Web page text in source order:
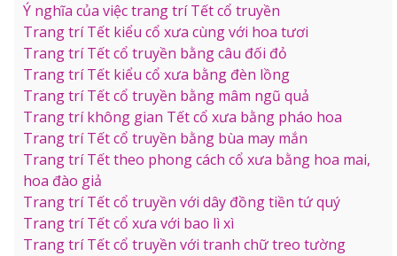
Ý nghĩa của việc trang trí Tết cổ truyền
Trang trí Tết kiểu cổ xưa cùng với hoa tươi
Trang trí Tết cổ truyền bằng câu đối đỏ
Trang trí Tết kiểu cổ xưa bằng đèn lồng
Trang trí Tết cổ truyền bằng mâm ngũ quả
Trang trí không gian Tết cổ xưa bằng pháo hoa
Trang trí Tết cổ truyền bằng bùa may mắn
Trang trí Tết theo phong cách cổ xưa bằng hoa mai,
hoa đào giả
Trang trí Tết cổ truyền với dây đồng tiền tứ quý
Trang trí Tết cổ xưa với bao lì xì
Trang trí Tết cổ truyền với tranh chữ treo tường